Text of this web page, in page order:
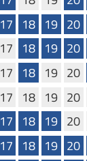
17 18 19 20
17 18 19 20
17 18 19 20
17 18 19 20
17 18 19 20
17 18 19 20